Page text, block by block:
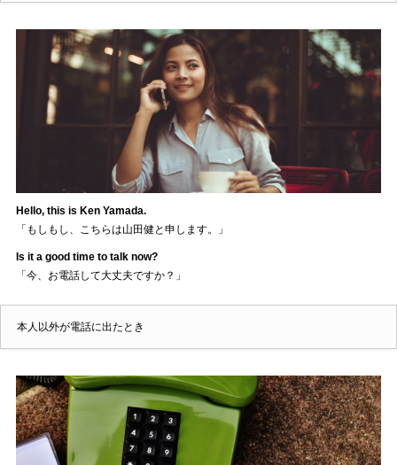
Hello, this is Ken Yamada.
「もしもし、こちらは山田健と申します。」
Is it a good time to talk now?
「今、お電話して大丈夫ですか？」
本人以外が電話に出たとき